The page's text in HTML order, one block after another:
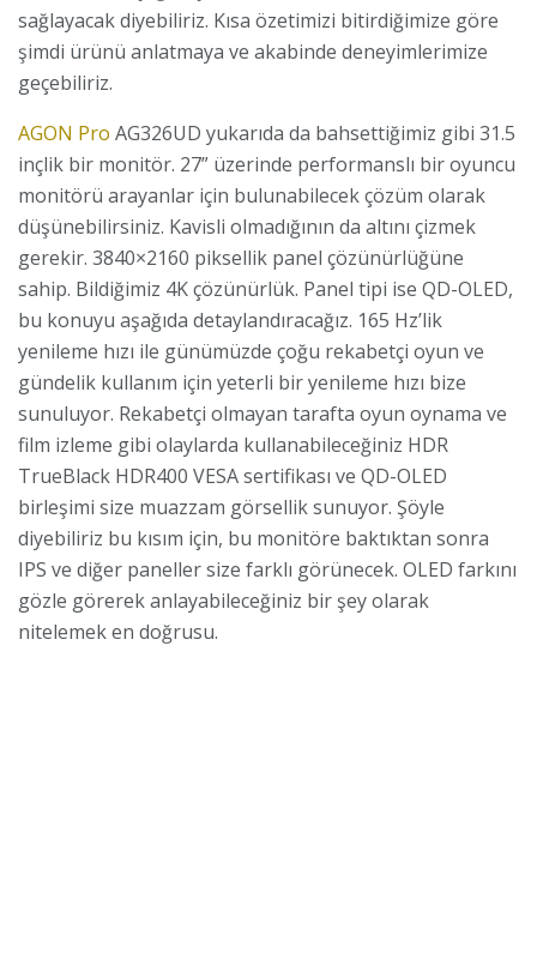
sağlayacak diyebiliriz. Kısa özetimizi bitirdiğimize göre
şimdi ürünü anlatmaya ve akabinde deneyimlerimize
geçebiliriz.
AGON Pro AG326UD yukarıda da bahsettiğimiz gibi 31.5
inçlik bir monitör. 27” üzerinde performanslı bir oyuncu
monitörü arayanlar için bulunabilecek çözüm olarak
düşünebilirsiniz. Kavisli olmadığının da altını çizmek
gerekir. 3840×2160 piksellik panel çözünürlüğüne
sahip. Bildiğimiz 4K çözünürlük. Panel tipi ise QD-OLED,
bu konuyu aşağıda detaylandıracağız. 165 Hz’lik
yenileme hızı ile günümüzde çoğu rekabetçi oyun ve
gündelik kullanım için yeterli bir yenileme hızı bize
sunuluyor. Rekabetçi olmayan tarafta oyun oynama ve
film izleme gibi olaylarda kullanabileceğiniz HDR
TrueBlack HDR400 VESA sertifikası ve QD-OLED
birleşimi size muazzam görsellik sunuyor. Şöyle
diyebiliriz bu kısım için, bu monitöre baktıktan sonra
IPS ve diğer paneller size farklı görünecek. OLED farkını
gözle görerek anlayabileceğiniz bir şey olarak
nitelemek en doğrusu.